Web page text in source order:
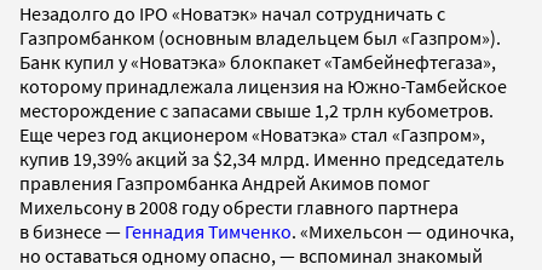
Незадолго до IPO «Новатэк» начал сотрудничать с
Газпромбанком (основным владельцем был «Газпром»).
Банк купил у «Новатэка» блокпакет «Тамбейнефтегаза»,
которому принадлежала лицензия на Южно-Тамбейское
месторождение с запасами свыше 1,2 трлн кубометров.
Еще через год акционером «Новатэка» стал «Газпром»,
купив 19,39% акций за $2,34 млрд. Именно председатель
правления Газпромбанка Андрей Акимов помог
Михельсону в 2008 году обрести главного партнера
в бизнесе — Геннадия Тимченко. «Михельсон — одиночка,
но оставаться одному опасно, — вспоминал знакомый